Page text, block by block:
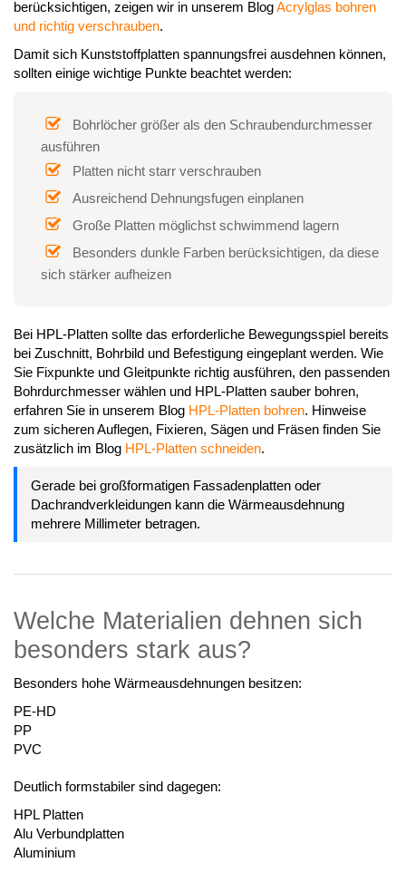
berücksichtigen, zeigen wir in unserem BlogAcrylglas bohren
und richtig verschrauben.
Damit sich Kunststoffplatten spannungsfrei ausdehnen können,
sollten einige wichtige Punkte beachtet werden:
Bohrlöcher größer als den Schraubendurchmesser
ausführen
Platten nicht starr verschrauben
Ausreichend Dehnungsfugen einplanen
Große Platten möglichst schwimmend lagern
Besonders dunkle Farben berücksichtigen, da diese
sich stärker aufheizen
Bei HPL-Platten sollte das erforderliche Bewegungsspiel bereits
bei Zuschnitt, Bohrbild und Befestigung eingeplant werden. Wie
Sie Fixpunkte und Gleitpunkte richtig ausführen, den passenden
Bohrdurchmesser wählen und HPL-Platten sauber bohren,
erfahren Sie in unserem Blog HPL-Platten bohren. Hinweise
zum sicheren Auflegen, Fixieren, Sägen und Fräsen finden Sie
zusätzlich im Blog HPL-Platten schneiden.
Gerade bei großformatigen Fassadenplatten oder
Dachrandverkleidungen kann die Wärmeausdehnung
mehrere Millimeter betragen.
Welche Materialien dehnen sich
besonders stark aus?
Besonders hohe Wärmeausdehnungen besitzen:
PE-HD
PP
PVC
Deutlich formstabiler sind dagegen:
HPL Platten
Alu Verbundplatten
Aluminium